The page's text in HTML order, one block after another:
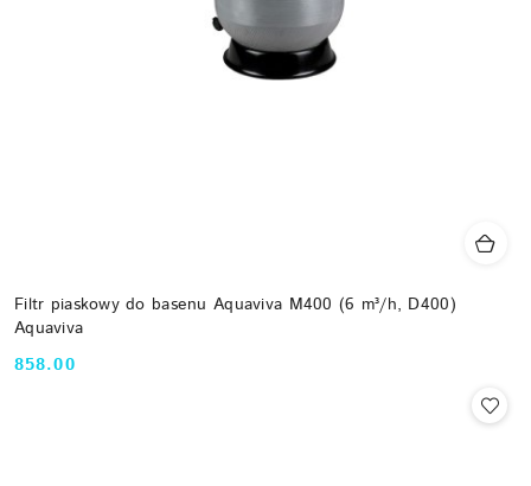
Filtr piaskowy do basenu Aquaviva M400 (6 m³/h, D400)
Aquaviva
Cena:
858.00